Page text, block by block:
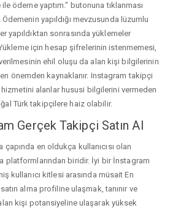
ödeme yaptım." butonuna tıklanması
yapıldığı mevzusunda lüzumlu
yapıldıktan sonrasında yüklemeler
için hesap şifrelerinin istenmemesi,
ehil oluşu da alan kişi bilgilerinin
önemden kaynaklanır. Instagram takipçi
hizmetini alanlar hususi bilgilerini vermeden
Türk takipçilere haiz olabilir.
Gerçek Takipçi Satın Al
çapında en oldukça kullanıcısı olan
platformlarından biridir. İyi bir İnstagram
kullanıcı kitlesi arasında müsait En
alma profiline ulaşmak, tanınır ve
kişi potansiyeline ulaşarak yüksek